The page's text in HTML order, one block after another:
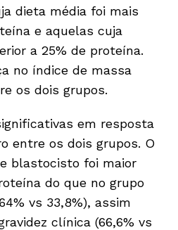
dieta média foi mais
e aquelas cuja
a 25% de proteína.
no índice de massa
os dois grupos.
em resposta
entre os dois grupos. O
blastocisto foi maior
do que no grupo
vs 33,8%), assim
clínica (66,6% vs